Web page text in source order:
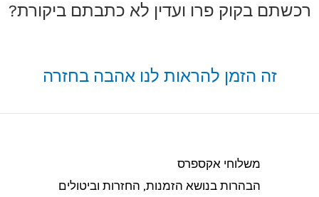
רכשתם בקוק פרו ועדין לא כתבתם ביקורת?
זה הזמן להראות לנו אהבה בחזרה
משלוחי אקספרס
הבהרות בנושא הזמנות, החזרות וביטולים​